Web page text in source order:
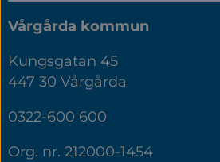
Vårgårda kommun
Kungsgatan 45
447 30 Vårgårda
0322-600 600
Org. nr. 212000-1454